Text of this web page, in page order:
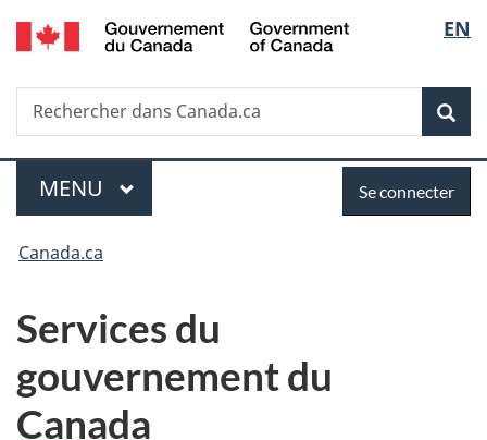
Passer
au
principal
Passer
à
Au
du
Passer
à
version
simplifiée
de
la
EN
Recherche
Rechercher
dans
Menu
MENU PRINCIPAL
connecter
Se connecter
Vous
ici :
Canada.ca
Services du
gouvernement du
Canada